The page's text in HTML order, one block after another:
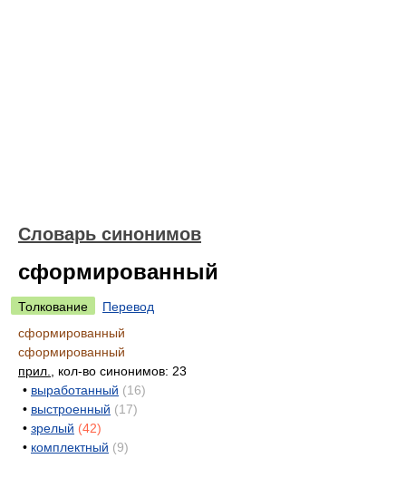
Словарь синонимов
сформированный
Толкование
Перевод
сформированный
сформированный
прил.
, кол-во синонимов: 23
• выработанный (16)
• выстроенный (17)
• зрелый (42)
• комплектный (9)